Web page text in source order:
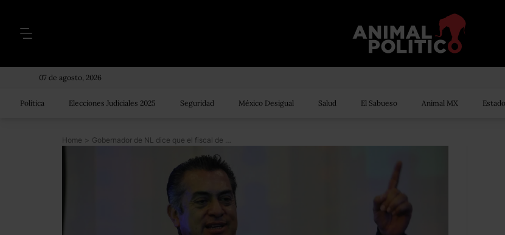
07 de agosto, 2026
Política Elecciones Judiciales 2025 Seguridad México Desigual Salud El Sabueso Animal MX
Home > Gobernador de NL dice que el fiscal de Nayarit detenido en EU es su amigo